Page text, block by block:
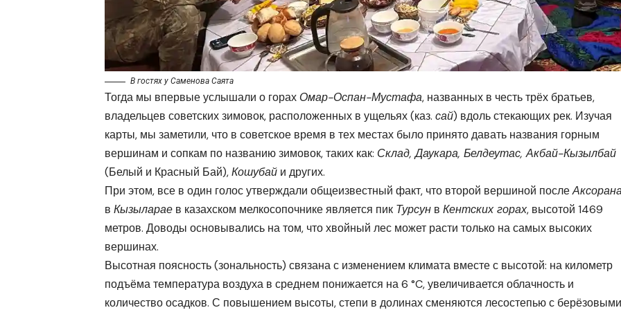
В гостях у Саменова Саята
Тогда мы впервые услышали о горах Омар-Оспан-Мустафа, названных в честь трёх братьев,
владельцев советских зимовок, расположенных в ущельях (каз. сай) вдоль стекающих рек. Изучая
карты, мы заметили, что в советское время в тех местах было принято давать названия горным
вершинам и сопкам по названию зимовок, таких как: Склад, Даукара, Белдеутас, Акбай-Кызылбай
(Белый и Красный Бай),Кошубай и других.
При этом, все в один голос утверждали общеизвестный факт, что второй вершиной после
в Кызыларае в казахском мелкосопочнике является пик Турсун в Кентских горах, высотой 1469
метров. Доводы основывались на том, что хвойный лес может расти только на самых высоких
вершинах.
Высотная поясность (зональность) связана с изменением климата вместе с высотой: на километр
подъёма температура воздуха в среднем понижается на 6 °C, увеличивается облачность и
количество осадков. С повышением высоты, степи в долинах сменяются лесостепью с берёзовыми